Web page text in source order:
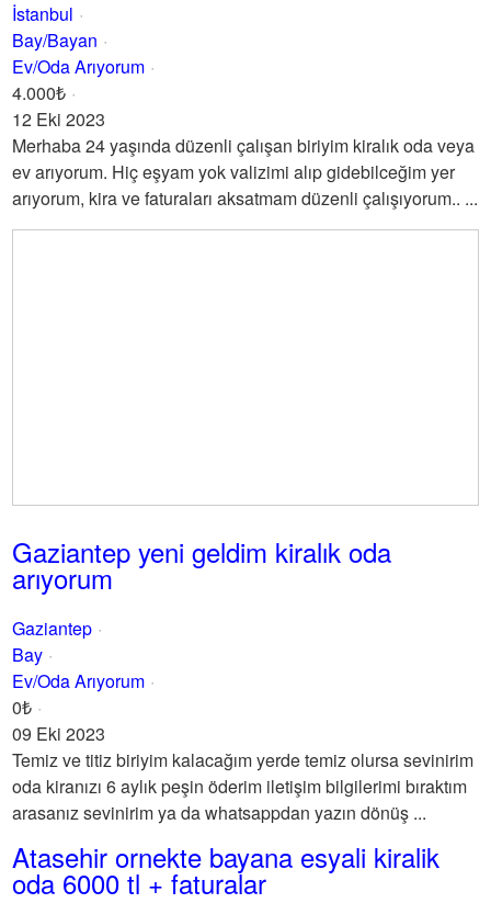
İstanbul
Bay/Bayan
Ev/Oda Arıyorum
4.000₺
12 Eki 2023
Merhaba 24 yaşında düzenli çalışan biriyim kiralık oda veya
ev arıyorum. Hiç eşyam yok valizimi alıp gidebilceğim yer
arıyorum, kira ve faturaları aksatmam düzenli çalışıyorum.. ...
Gaziantep yeni geldim kiralık oda
arıyorum
Gaziantep
Bay
Ev/Oda Arıyorum
0₺
09 Eki 2023
Temiz ve titiz biriyim kalacağım yerde temiz olursa sevinirim
oda kiranızı 6 aylık peşin öderim iletişim bilgilerimi bıraktım
arasanız sevinirim ya da whatsappdan yazın dönüş ...
Atasehir ornekte bayana esyali kiralik
oda 6000 tl + faturalar